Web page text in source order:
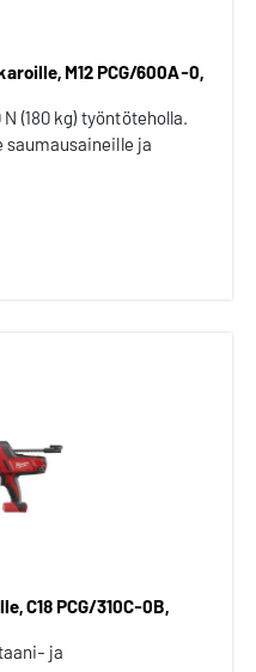
M12 PCG/600A-0,
(180 kg) työntöteholla.
ja
C18 PCG/310C-0B,
ja